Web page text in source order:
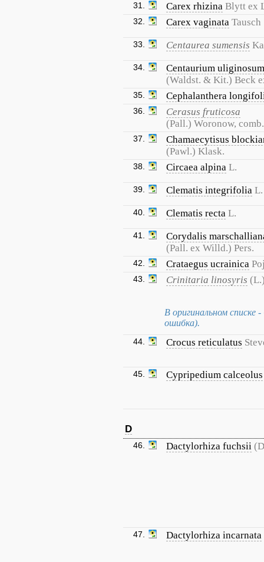
31. Carex rhizina Blytt ex
32. Carex vaginata Tausch
33. Centaurea sumensis
34.
Centaurium uliginosum
(Waldst. & Kit.) Beck
35. Cephalanthera
36.
Cerasus fruticosa
(Pall.) Woronow,
37.
Chamaecytisus
(Pawl.) Klask.
38. Circaea alpina L.
39. Clematis integrifolia L.
40. Clematis recta L.
41.
Corydalis
(Pall. ex Willd.) Pers.
42. Crataegus ucrainica
43. Crinitaria linosyris
В оригинальном списке
ошибка).
44. Crocus reticulatus
45. Cypripedium calceolus
D
46. Dactylorhiza fuchsii
47. Dactylorhiza incarnata